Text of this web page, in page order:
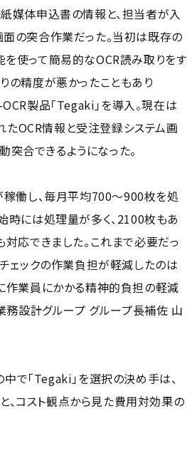
媒体申込書の情報と、担当者が入
の突合作業だった。当初は既存の
使って簡易的なOCR読み取りをす
の精度が悪かったこともあり
製品「Tegaki」を導入。現在は
OCR情報と受注登録システム画
合できるようになった。
稼働し、毎月平均700〜900枚を処
時には処理量が多く、2100枚もあ
対応できました。これまで必要だっ
チェックの作業負担が軽減したのは
作業員にかかる精神的負担の軽減
務設計グループ グループ長補佐 山
で「Tegaki」を選択の決め手は、
コスト観点から見た費用対効果の